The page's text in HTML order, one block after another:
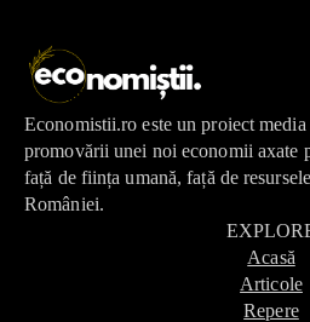
Economistii.ro este un proiect
promovării unei noi economii axate
față de ființa umană, față de
României.
Acasă
Articole
Repere